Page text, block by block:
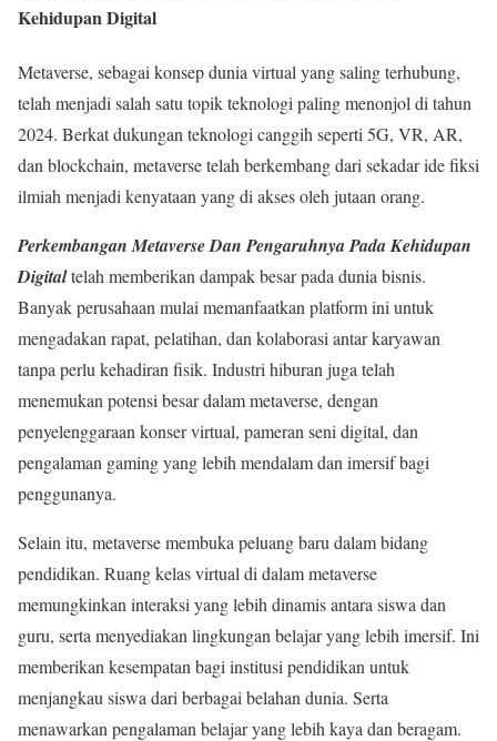
Kehidupan Digital
Metaverse, sebagai konsep dunia virtual yang saling terhubung,
telah menjadi salah satu topik teknologi paling menonjol di tahun
2024. Berkat dukungan teknologi canggih seperti 5G, VR, AR,
dan blockchain, metaverse telah berkembang dari sekadar ide fiksi
ilmiah menjadi kenyataan yang di akses oleh jutaan orang.
Perkembangan Metaverse Dan Pengaruhnya Pada Kehidupan
Digitaltelah memberikan dampak besar pada dunia bisnis.
Banyak perusahaan mulai memanfaatkan platform ini untuk
mengadakan rapat, pelatihan, dan kolaborasi antar karyawan
tanpa perlu kehadiran fisik. Industri hiburan juga telah
menemukan potensi besar dalam metaverse, dengan
penyelenggaraan konser virtual, pameran seni digital, dan
pengalaman gaming yang lebih mendalam dan imersif bagi
penggunanya.
Selain itu, metaverse membuka peluang baru dalam bidang
pendidikan. Ruang kelas virtual di dalam metaverse
memungkinkan interaksi yang lebih dinamis antara siswa dan
guru, serta menyediakan lingkungan belajar yang lebih imersif. Ini
memberikan kesempatan bagi institusi pendidikan untuk
menjangkau siswa dari berbagai belahan dunia. Serta
menawarkan pengalaman belajar yang lebih kaya dan beragam.